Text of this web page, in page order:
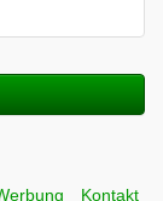
Kontakt